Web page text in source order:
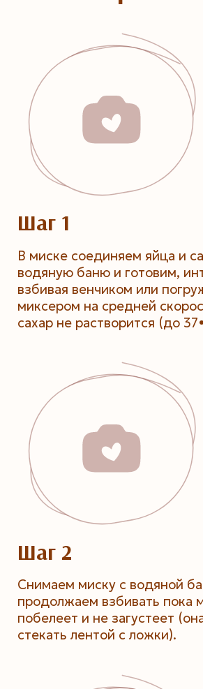
Шаг 1
В миске соединяем яйца и
водяную баню и готовим,
взбивая венчиком или
миксером на средней
сахар не растворится (до
Шаг 2
Снимаем миску с водяной
продолжаем взбивать пока
побелеет и не загустеет
стекать лентой с ложки).